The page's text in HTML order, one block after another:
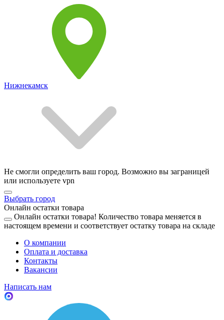
Нижнекамск
Не смогли определить ваш город. Возможно вы заграницей
или используете vpn
Выбрать город
Онлайн остатки товара
Онлайн остатки товара! Количество товара меняется в
настоящем времени и соответствует остатку товара на складе
О компании
Оплата и доставка
Контакты
Вакансии
Написать нам